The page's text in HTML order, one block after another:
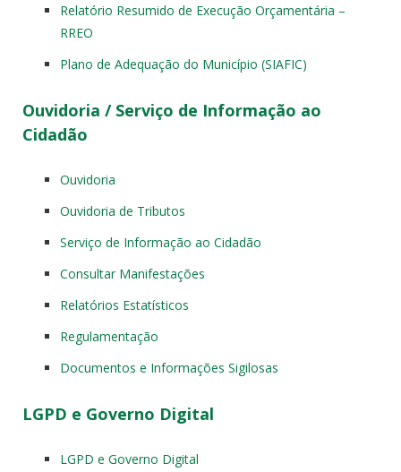
Relatório Resumido de Execução Orçamentária –
RREO
Plano de Adequação do Município (SIAFIC)
Ouvidoria / Serviço de Informação ao
Cidadão
Ouvidoria
Ouvidoria de Tributos
Serviço de Informação ao Cidadão
Consultar Manifestações
Relatórios Estatísticos
Regulamentação
Documentos e Informações Sigilosas
LGPD e Governo Digital
LGPD e Governo Digital